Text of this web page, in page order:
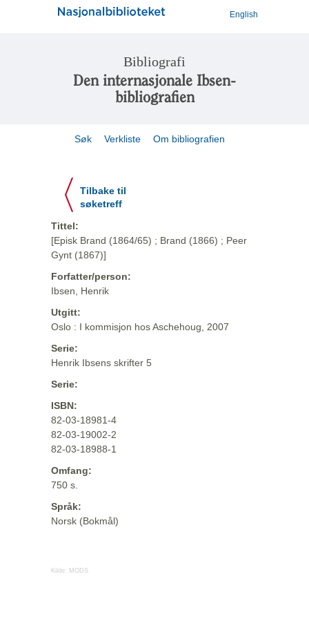
English
Bibliografi
Den internasjonale Ibsen-
bibliografien
Søk Verkliste Om bibliografien
Tilbake til
søketreff
Tittel:
[Episk Brand (1864/65) ; Brand (1866) ; Peer
Gynt (1867)]
Forfatter/person:
Ibsen, Henrik
Utgitt:
Oslo : I kommisjon hos Aschehoug, 2007
Serie:
Henrik Ibsens skrifter 5
Serie:
ISBN:
82-03-18981-4
82-03-19002-2
82-03-18988-1
Omfang:
750 s.
Språk:
Norsk (Bokmål)
Kilde: MODS